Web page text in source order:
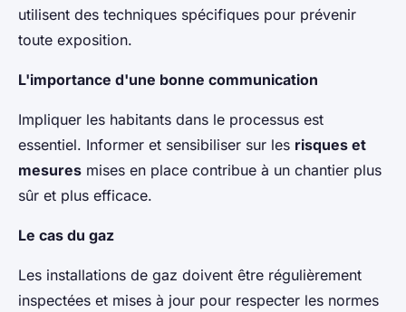
utilisent des techniques spécifiques pour prévenir
toute exposition.
L'importance d'une bonne communication
Impliquer les habitants dans le processus est
essentiel. Informer et sensibiliser sur les risques et
mesures mises en place contribue à un chantier plus
sûr et plus efficace.
Le cas du gaz
Les installations de gaz doivent être régulièrement
inspectées et mises à jour pour respecter les normes